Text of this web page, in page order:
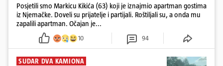
Posjetili smo Markicu Kikića (63) koji je iznajmio apartman gostima
iz Njemačke. Doveli su prijatelje i partijali. Roštiljali su, a onda mu
zapalili apartman. Očajan je...
10 94
SUDAR DVA KAMIONA